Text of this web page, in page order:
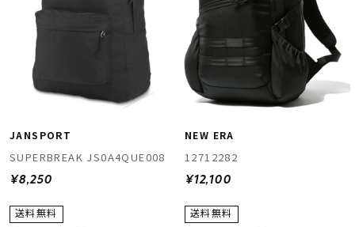
JANSPORT
SUPERBREAK JS0A4QUE008
¥8,250
NEW ERA
12712282
¥12,100